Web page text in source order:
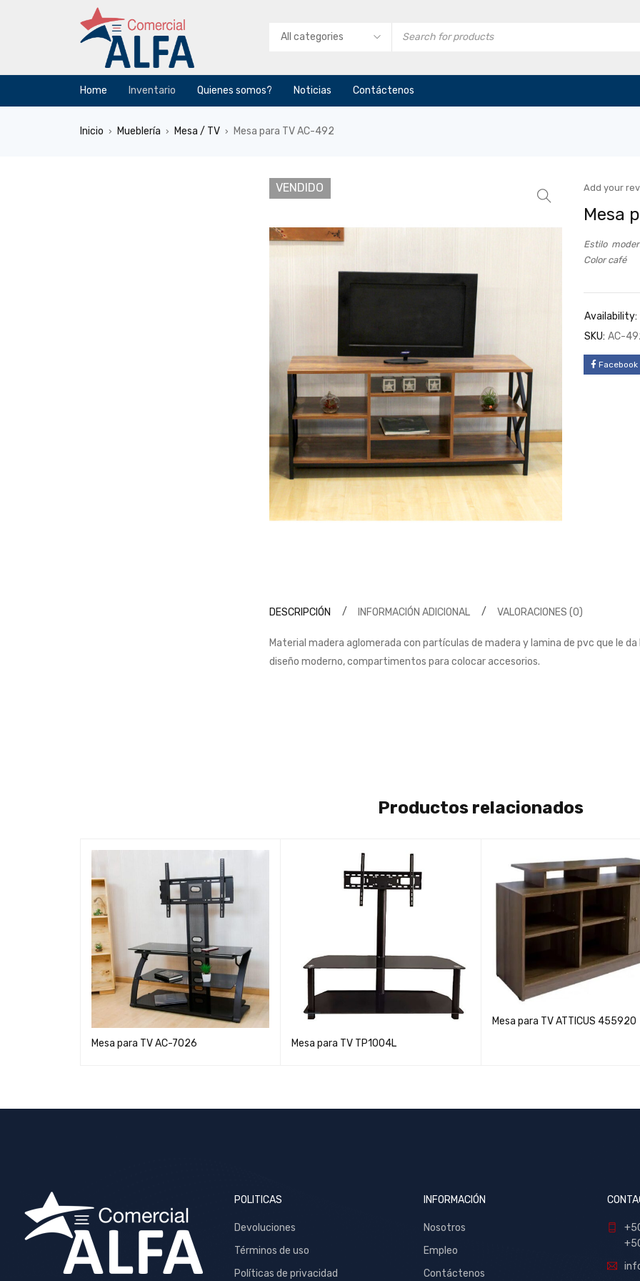
Home Inventario Quienes somos? Noticias Contáctenos
Inicio › Mueblería › Mesa / TV › Mesa para TV AC-492
VENDIDO Add your
Mesa
Estilo
Color café
Availability:
SKU: AC-
Facebook
DESCRIPCIÓN INFORMACIÓN ADICIONAL VALORACIONES (0)
Material madera aglomerada con partículas de madera y lamina de pvc que le
diseño moderno, compartimentos para colocar accesorios.
Productos relacionados
Mesa para TV AC-7026 Mesa para TV TP1004L
Mesa para TV ATTICUS 455920
POLITICAS
Devoluciones
Términos de uso
Políticas de privacidad
INFORMACIÓN
Nosotros
Empleo
Contáctenos